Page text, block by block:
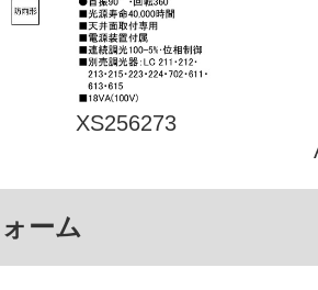
XS256273
ーム